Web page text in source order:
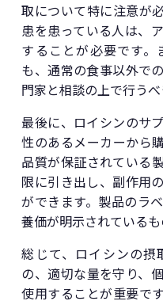
取について特に注意が
患を患っている人は、
することが必要です。
も、通常の食事以外で
門家と相談の上で行うべ
最後に、ロイシンのサ
性のあるメーカーから
品質が保証されている
限に引き出し、副作用
ができます。製品のラ
養価が明示されているも
総じて、ロイシンの摂
の、適切な量を守り、
使用することが重要で